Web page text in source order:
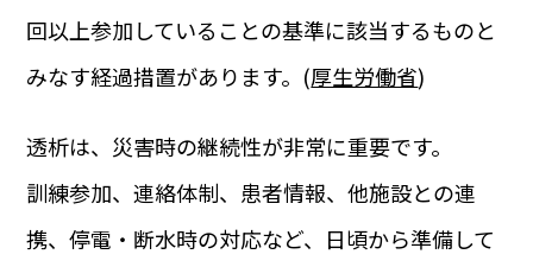
回以上参加していることの基準に該当するものと
みなす経過措置があります。(厚生労働省)
透析は、災害時の継続性が非常に重要です。
訓練参加、連絡体制、患者情報、他施設との連
携、停電・断水時の対応など、日頃から準備して